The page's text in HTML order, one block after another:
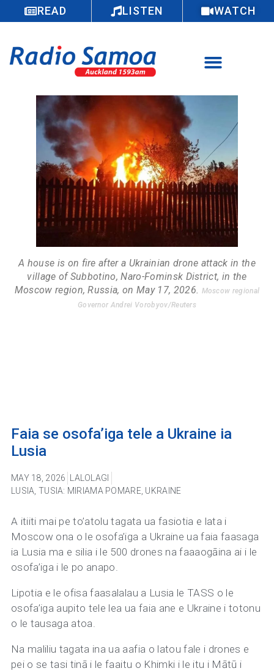
READ LISTEN WATCH
A house is on fire after a Ukrainian drone attack in the
village of Subbotino, Naro-Fominsk District, in the
Moscow region, Russia, on May 17, 2026.
Moscow regional
Governor Andrei Vorobyov/Reuters
Faia se osofa’iga tele a Ukraine ia
Lusia
MAY 18, 2026
LALOLAGI
LUSIA TUSIA: MIRIAMA POMARE, UKRAINE
A itiiti mai pe to’atolu tagata ua fasiotia e lata i
Moscow ona o le osofa’iga a Ukraine ua faia faasaga
ia Lusia ma e silia i le 500 drones na faaaogāina ai i le
osofa’iga i le po anapo.
Lipotia e le ofisa faasalalau a Lusia le TASS o le
osofa’iga aupito tele lea ua faia ane e Ukraine i totonu
o le tausaga atoa.
Na maliliu tagata ina ua aafia o latou fale i drones e
pei o se tasi tinā i le faaitu o Khimki i le itu i Mātū i